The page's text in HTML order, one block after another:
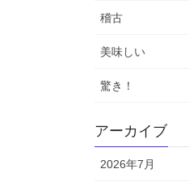
稽古
美味しい
驚き！
アーカイブ
2026年7月